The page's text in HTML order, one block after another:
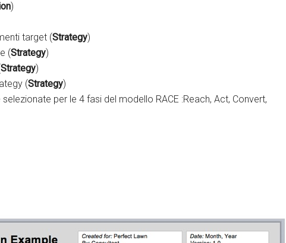
)
target (Strategy)
(Strategy)
Strategy)
(Strategy)
per le 4 fasi del modello RACE :Reach, Act, Convert,
LinkedIn Facebook